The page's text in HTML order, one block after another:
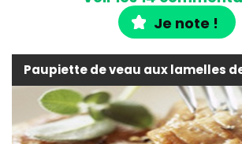
Je note !
Paupiette de veau aux lamelles